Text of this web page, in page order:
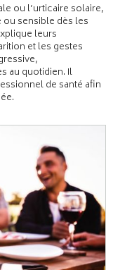
ou l’urticaire solaire,
sensible dès les
leurs
et les gestes
au quotidien. Il
de santé afin